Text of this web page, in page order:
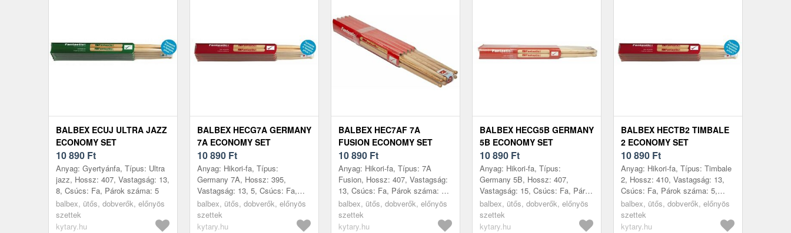
BALBEX ECUJ ULTRA JAZZ
ECONOMY SET
10 890 Ft
Anyag: Gyertyánfa, Típus: Ultra
jazz, Hossz: 407, Vastagság: 13,
8, Csúcs: Fa, Párok száma: 5
balbex, ütős, dobverők, előnyös
szettek
kytary.hu
BALBEX HECG7A GERMANY
7A ECONOMY SET
10 890 Ft
Anyag: Hikori-fa, Típus:
Germany 7A, Hossz: 395,
Vastagság: 13, 5, Csúcs: Fa,
Párok száma: 5, Gyártás helye:
Csehország
balbex, ütős, dobverők, előnyös
szettek
kytary.hu
BALBEX HEC7AF 7A
FUSION ECONOMY SET
10 890 Ft
Anyag: Hikori-fa, Típus: 7A
Fusion, Hossz: 407, Vastagság:
13, Csúcs: Fa, Párok száma: 5,
Gyártás helye: Csehország
balbex, ütős, dobverők, előnyös
szettek
kytary.hu
BALBEX HECG5B GERMANY
5B ECONOMY SET
10 890 Ft
Anyag: Hikori-fa, Típus:
Germany 5B, Hossz: 407,
Vastagság: 15, Csúcs: Fa, Párok
száma: 5, Gyártás helye:
Csehország
balbex, ütős, dobverők, előnyös
szettek
kytary.hu
BALBEX HECTB2 TIMBALE
2 ECONOMY SET
10 890 Ft
Anyag: Hikori-fa, Típus: Timbale
2, Hossz: 410, Vastagság: 13,
Csúcs: Fa, Párok száma: 5,
Gyártás helye: Csehország
balbex, ütős, dobverők, előnyös
szettek
kytary.hu